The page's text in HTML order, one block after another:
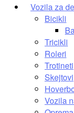
Vozila za
Bicikli
Tricikli
Roleri
Trotineti
Skejtovi
Vozila